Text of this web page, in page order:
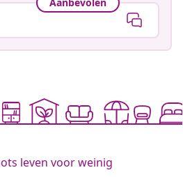
Aanbevolen
leven voor weinig